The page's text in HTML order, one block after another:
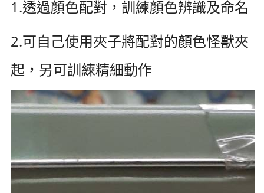
1.透過顏色配對，訓練顏色辨識及命名
2.可自己使用夾子將配對的顏色怪獸夾
起，另可訓練精細動作